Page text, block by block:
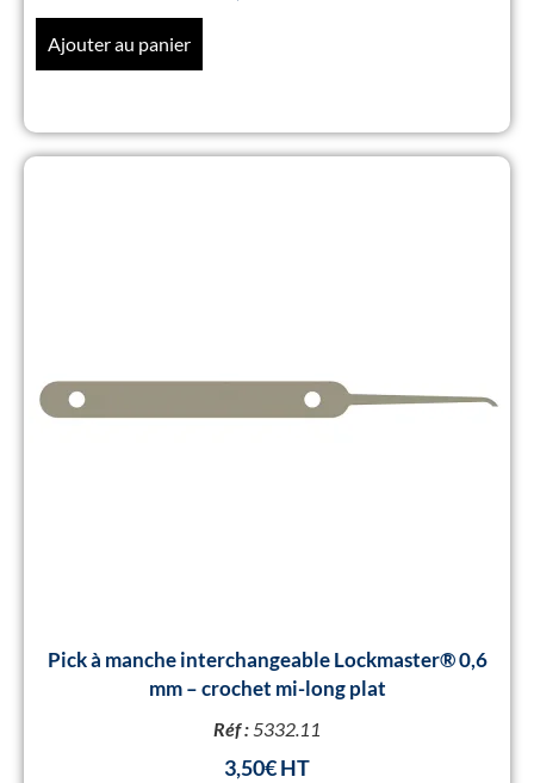
Ajouter au panier
Pick à manche interchangeable Lockmaster® 0,6
mm – crochet mi-long plat
Réf :5332.11
3,50€